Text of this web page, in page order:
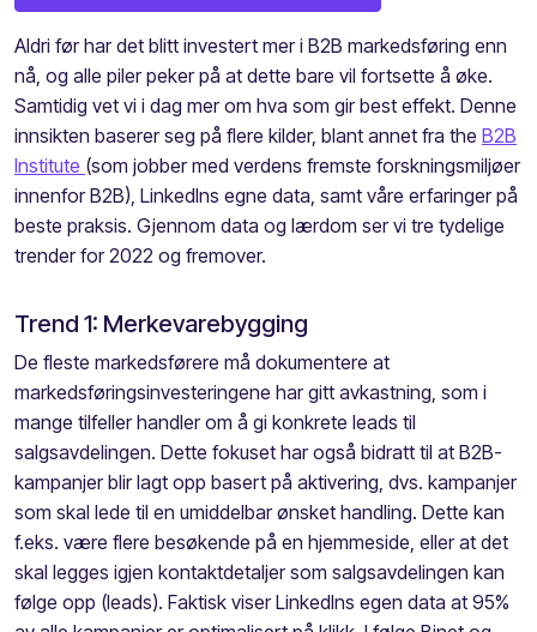
Aldri før har det blitt investert mer i B2B markedsføring enn
nå, og alle piler peker på at dette bare vil fortsette å øke.
Samtidig vet vi i dag mer om hva som gir best effekt. Denne
innsikten baserer seg på flere kilder, blant annet fra the B2B
Institute (som jobber med verdens fremste forskningsmiljøer
innenfor B2B), LinkedIns egne data, samt våre erfaringer på
beste praksis. Gjennom data og lærdom ser vi tre tydelige
trender for 2022 og fremover.
Trend 1: Merkevarebygging
De fleste markedsførere må dokumentere at
markedsføringsinvesteringene har gitt avkastning, som i
mange tilfeller handler om å gi konkrete leads til
salgsavdelingen. Dette fokuset har også bidratt til at B2B-
kampanjer blir lagt opp basert på aktivering, dvs. kampanjer
som skal lede til en umiddelbar ønsket handling. Dette kan
f.eks. være flere besøkende på en hjemmeside, eller at det
skal legges igjen kontaktdetaljer som salgsavdelingen kan
følge opp (leads). Faktisk viser LinkedIns egen data at 95%